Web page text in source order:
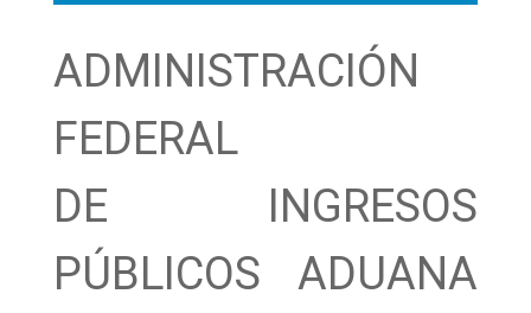
ADMINISTRACIÓN
FEDERAL
DE INGRESOS
PÚBLICOS ADUANA